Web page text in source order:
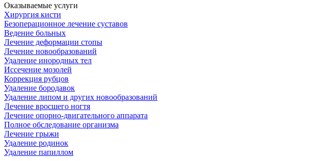
Оказываемые услуги
Хирургия кисти
Безоперационное лечение суставов
Ведение больных
Лечение деформации стопы
Лечение новообразований
Удаление инородных тел
Иссечение мозолей
Коррекция рубцов
Удаление бородавок
Удаление липом и других новообразований
Лечение вросшего ногтя
Лечение опорно-двигательного аппарата
Полное обследование организма
Лечение грыжи
Удаление родинок
Удаление папиллом